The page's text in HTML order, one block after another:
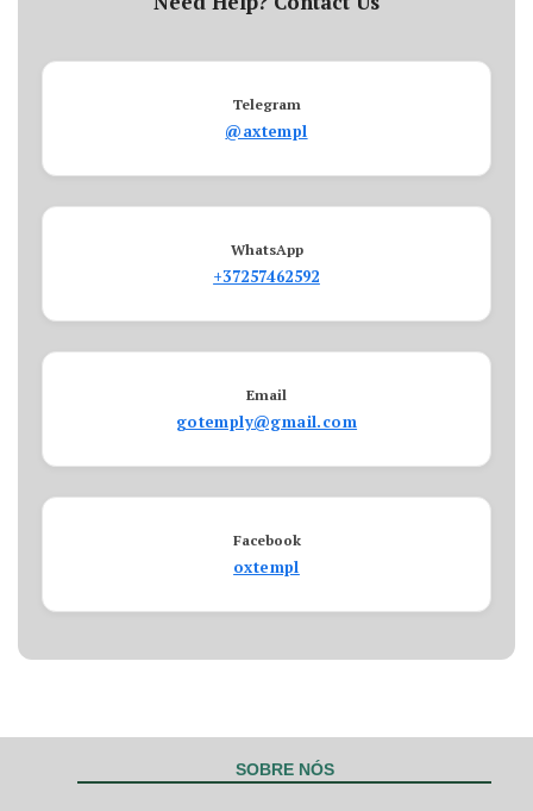
Telegram
@axtempl
WhatsApp
+37257462592
Email
gotemply@gmail.com
Facebook
oxtempl
SOBRE NÓS